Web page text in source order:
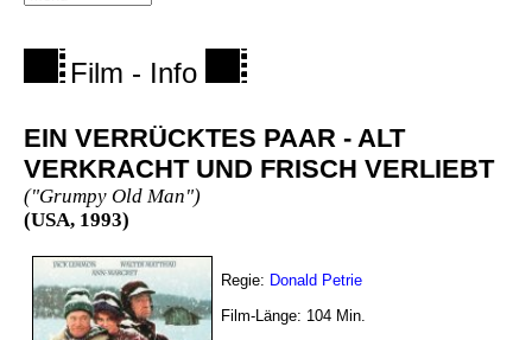
Film - Info
EIN VERRÜCKTES PAAR - ALT
VERKRACHT UND FRISCH VERLIEBT
("Grumpy Old Man")
(USA, 1993)
Regie: Donald Petrie
Film-Länge: 104 Min.